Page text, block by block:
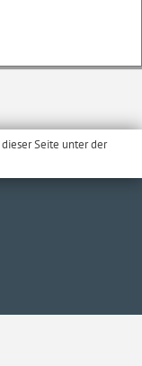
Seite unter der